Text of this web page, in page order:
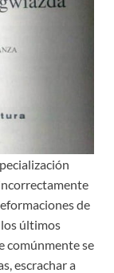
de
últimos
comúnmente se
escrachar a